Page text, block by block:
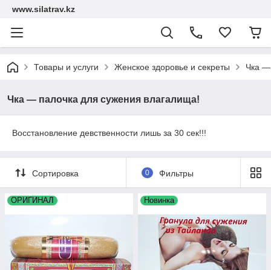
www.silatrav.kz
Товары и услуги Женское здоровье и секреты Чка —
Чка — палочка для сужения влагалища!
Восстановление девственности лишь за 30 сек!!!
Сортировка 0 Фильтры
ОРИГИНАЛ Новинка